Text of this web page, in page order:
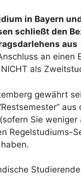
in Bayern
schließt den
aus
an einen
als
gewährt
aus
Sie weniger
Regelstudiums-
Studierende